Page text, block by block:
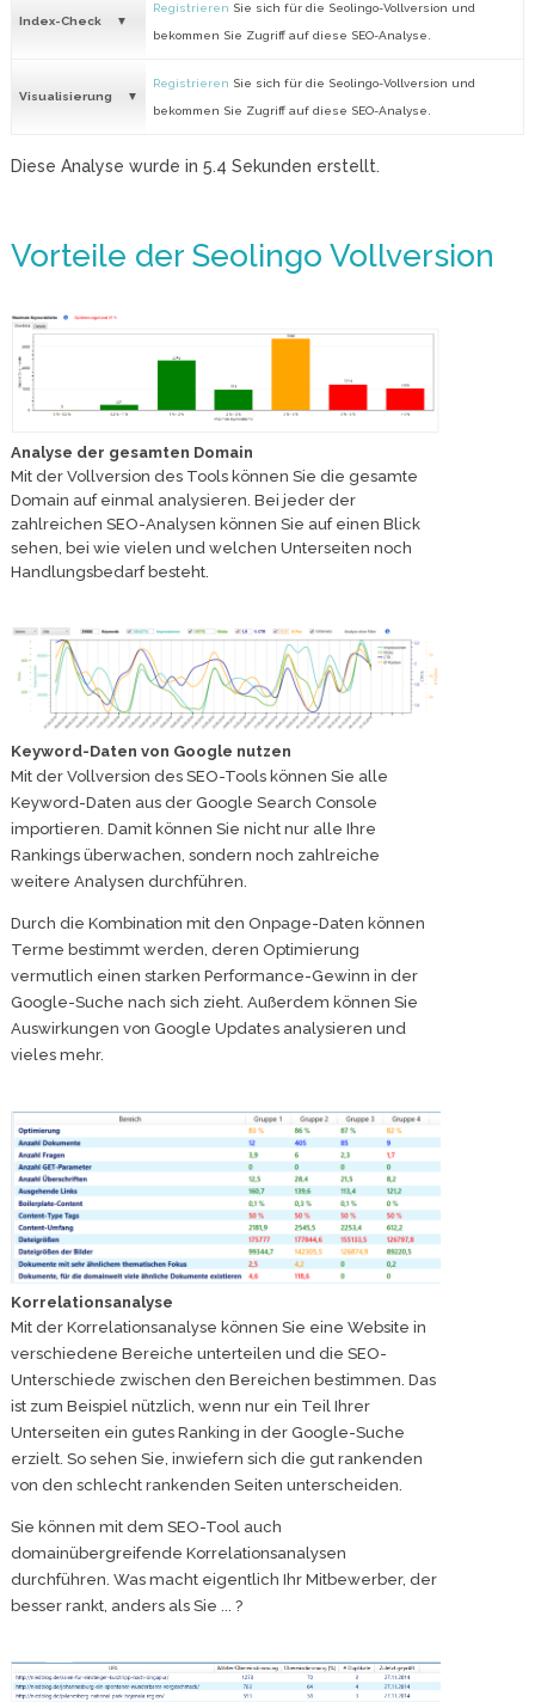
Index-Check
Registrieren Sie sich für die Seolingo-Vollversion und
bekommen Sie Zugriff auf diese SEO-Analyse.
Visualisierung
Registrieren Sie sich für die Seolingo-Vollversion und
bekommen Sie Zugriff auf diese SEO-Analyse.
Diese Analyse wurde in 5.4 Sekunden erstellt.
Vorteile der Seolingo Vollversion
Analyse der gesamten Domain
Mit der Vollversion des Tools können Sie die gesamte
Domain auf einmal analysieren. Bei jeder der
zahlreichen SEO-Analysen können Sie auf einen Blick
sehen, bei wie vielen und welchen Unterseiten noch
Handlungsbedarf besteht.
Keyword-Daten von Google nutzen
Mit der Vollversion des SEO-Tools können Sie alle
Keyword-Daten aus der Google Search Console
importieren. Damit können Sie nicht nur alle Ihre
Rankings überwachen, sondern noch zahlreiche
weitere Analysen durchführen.
Durch die Kombination mit den Onpage-Daten können
Terme bestimmt werden, deren Optimierung
vermutlich einen starken Performance-Gewinn in der
Google-Suche nach sich zieht. Außerdem können Sie
Auswirkungen von Google Updates analysieren und
vieles mehr.
Korrelationsanalyse
Mit der Korrelationsanalyse können Sie eine Website in
verschiedene Bereiche unterteilen und die SEO-
Unterschiede zwischen den Bereichen bestimmen. Das
ist zum Beispiel nützlich, wenn nur ein Teil Ihrer
Unterseiten ein gutes Ranking in der Google-Suche
erzielt. So sehen Sie, inwiefern sich die gut rankenden
von den schlecht rankenden Seiten unterscheiden.
Sie können mit dem SEO-Tool auch
domainübergreifende Korrelationsanalysen
durchführen. Was macht eigentlich Ihr Mitbewerber, der
besser rankt, anders als Sie ... ?